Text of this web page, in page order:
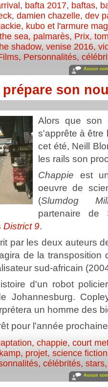
, bafta 2017, baftas,
,damien chazelle,dev
, kubo et l'armure
sea, palmarès, Prix,
shadow, venise 2016,
, Personnalités,
Aucun
son
Alors que son
s'apprête à être
cet été, Neill
les rails son
Chappie est
oeuvre de
(Slumdog
partenaire de
District 9.
par les deux auteurs
de la transposition
sud-africain
d'un robot
Johannesburg.
un homme des
pour l'année
,chappie,court
, projet,science fiction
célébrités, stars
Aucun